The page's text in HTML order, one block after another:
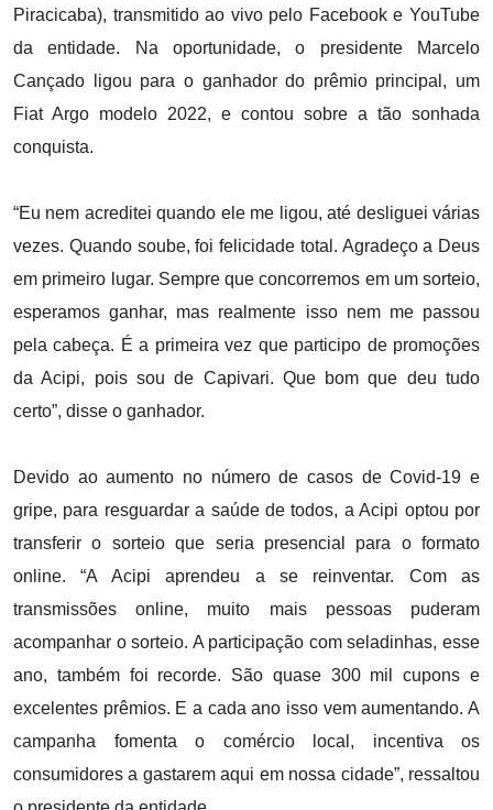
Piracicaba), transmitido ao vivo pelo Facebook e YouTube
da entidade. Na oportunidade, o presidente Marcelo
Cançado ligou para o ganhador do prêmio principal, um
Fiat Argo modelo 2022, e contou sobre a tão sonhada
conquista.
“Eu nem acreditei quando ele me ligou, até desliguei várias
vezes. Quando soube, foi felicidade total. Agradeço a Deus
em primeiro lugar. Sempre que concorremos em um sorteio,
esperamos ganhar, mas realmente isso nem me passou
pela cabeça. É a primeira vez que participo de promoções
da Acipi, pois sou de Capivari. Que bom que deu tudo
certo”, disse o ganhador.
Devido ao aumento no número de casos de Covid-19 e
gripe, para resguardar a saúde de todos, a Acipi optou por
transferir o sorteio que seria presencial para o formato
online. “A Acipi aprendeu a se reinventar. Com as
transmissões online, muito mais pessoas puderam
acompanhar o sorteio. A participação com seladinhas, esse
ano, também foi recorde. São quase 300 mil cupons e
excelentes prêmios. E a cada ano isso vem aumentando. A
campanha fomenta o comércio local, incentiva os
consumidores a gastarem aqui em nossa cidade”, ressaltou